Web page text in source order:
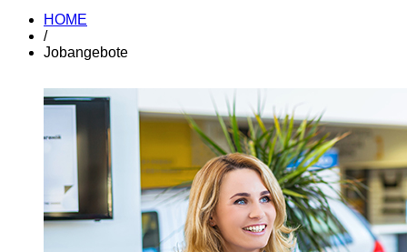
HOME
/
Jobangebote